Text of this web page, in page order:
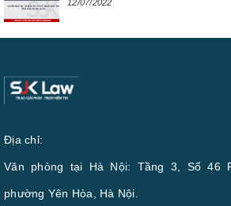
12/07/2022
Địa chỉ:
Văn phòng tại Hà Nội: Tầng 3, Số 46
phường Yên Hòa, Hà Nội.